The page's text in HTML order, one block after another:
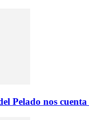
Pelado nos